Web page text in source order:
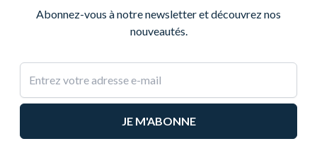
Abonnez-vous à notre newsletter et découvrez nos
nouveautés.
Adresse e-mail